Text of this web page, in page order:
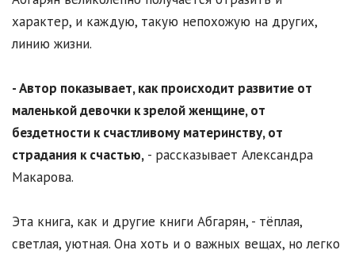
характер, и каждую, такую непохожую на других,
линию жизни.
- Автор показывает, как происходит развитие от
маленькой девочки к зрелой женщине, от
бездетности к счастливому материнству, от
страдания к счастью, - рассказывает Александра
Макарова.
Эта книга, как и другие книги Абгарян, - тёплая,
светлая, уютная. Она хоть и о важных вещах, но легко